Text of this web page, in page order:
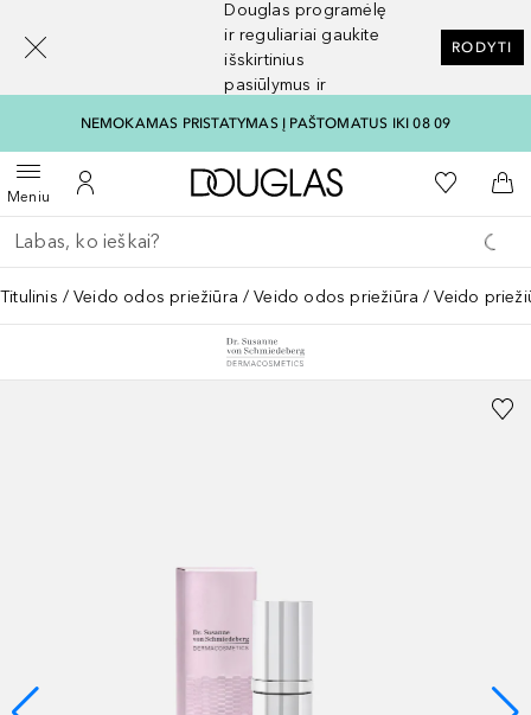
Douglas programėlę
ir reguliariai gaukite
išskirtinius
pasiūlymus ir
RODYTI
NEMOKAMAS PRISTATYMAS Į PAŠTOMATUS IKI 08 09
MeniuAtidaryti meniuĮ mano paskyrą
Į Douglas pagrindinį
Į mano
Į
Grįžk atgal
Vykdykite paiešką
Titulinis Veido odos priežiūra Veido odos priežiūra Veido
[navigation.slideout.screenreader]